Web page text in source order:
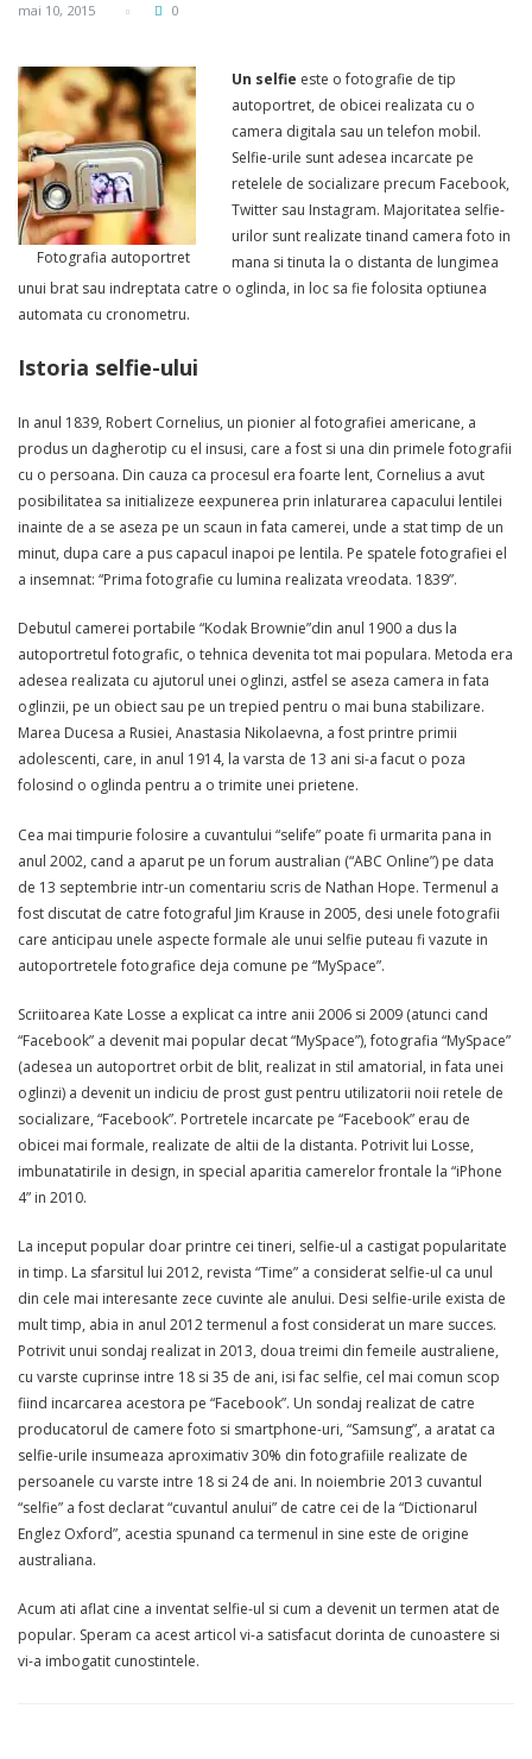
mai 10, 2015 0
Fotografia autoportret
Un selfie este o fotografie de tip
autoportret, de obicei realizata cu o
camera digitala sau un telefon mobil.
Selfie-urile sunt adesea incarcate pe
retelele de socializare precum Facebook,
Twitter sau Instagram. Majoritatea selfie-
urilor sunt realizate tinand camera foto in
mana si tinuta la o distanta de lungimea
unui brat sau indreptata catre o oglinda, in loc sa fie folosita optiunea
automata cu cronometru.
Istoria selfie-ului
In anul 1839, Robert Cornelius, un pionier al fotografiei americane, a
produs un dagherotip cu el insusi, care a fost si una din primele fotografii
cu o persoana. Din cauza ca procesul era foarte lent, Cornelius a avut
posibilitatea sa initializeze eexpunerea prin inlaturarea capacului lentilei
inainte de a se aseza pe un scaun in fata camerei, unde a stat timp de un
minut, dupa care a pus capacul inapoi pe lentila. Pe spatele fotografiei el
a insemnat: “Prima fotografie cu lumina realizata vreodata. 1839”.
Debutul camerei portabile “Kodak Brownie”din anul 1900 a dus la
autoportretul fotografic, o tehnica devenita tot mai populara. Metoda era
adesea realizata cu ajutorul unei oglinzi, astfel se aseza camera in fata
oglinzii, pe un obiect sau pe un trepied pentru o mai buna stabilizare.
Marea Ducesa a Rusiei, Anastasia Nikolaevna, a fost printre primii
adolescenti, care, in anul 1914, la varsta de 13 ani si-a facut o poza
folosind o oglinda pentru a o trimite unei prietene.
Cea mai timpurie folosire a cuvantului “selife” poate fi urmarita pana in
anul 2002, cand a aparut pe un forum australian (“ABC Online”) pe data
de 13 septembrie intr-un comentariu scris de Nathan Hope. Termenul a
fost discutat de catre fotograful Jim Krause in 2005, desi unele fotografii
care anticipau unele aspecte formale ale unui selfie puteau fi vazute in
autoportretele fotografice deja comune pe “MySpace”.
Scriitoarea Kate Losse a explicat ca intre anii 2006 si 2009 (atunci cand
“Facebook” a devenit mai popular decat “MySpace”), fotografia “MySpace”
(adesea un autoportret orbit de blit, realizat in stil amatorial, in fata unei
oglinzi) a devenit un indiciu de prost gust pentru utilizatorii noii retele de
socializare, “Facebook”. Portretele incarcate pe “Facebook” erau de
obicei mai formale, realizate de altii de la distanta. Potrivit lui Losse,
imbunatatirile in design, in special aparitia camerelor frontale la “iPhone
4” in 2010.
La inceput popular doar printre cei tineri, selfie-ul a castigat popularitate
in timp. La sfarsitul lui 2012, revista “Time” a considerat selfie-ul ca unul
din cele mai interesante zece cuvinte ale anului. Desi selfie-urile exista de
mult timp, abia in anul 2012 termenul a fost considerat un mare succes.
Potrivit unui sondaj realizat in 2013, doua treimi din femeile australiene,
cu varste cuprinse intre 18 si 35 de ani, isi fac selfie, cel mai comun scop
fiind incarcarea acestora pe “Facebook”. Un sondaj realizat de catre
producatorul de camere foto si smartphone-uri, “Samsung”, a aratat ca
selfie-urile insumeaza aproximativ 30% din fotografiile realizate de
persoanele cu varste intre 18 si 24 de ani. In noiembrie 2013 cuvantul
“selfie” a fost declarat “cuvantul anului” de catre cei de la “Dictionarul
Englez Oxford”, acestia spunand ca termenul in sine este de origine
australiana.
Acum ati aflat cine a inventat selfie-ul si cum a devenit un termen atat de
popular. Speram ca acest articol vi-a satisfacut dorinta de cunoastere si
vi-a imbogatit cunostintele.